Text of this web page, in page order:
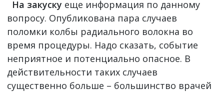
На закуску еще информация по данному
вопросу. Опубликована пара случаев
поломки колбы радиального волокна во
время процедуры. Надо сказать, событие
неприятное и потенциально опасное. В
действительности таких случаев
существенно больше – большинство врачей